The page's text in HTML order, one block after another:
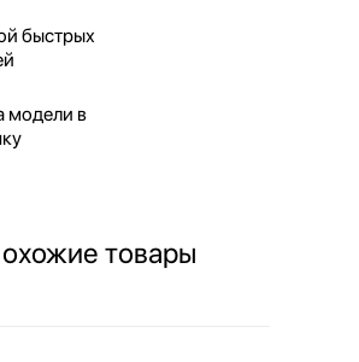
быстрых
модели в
товары